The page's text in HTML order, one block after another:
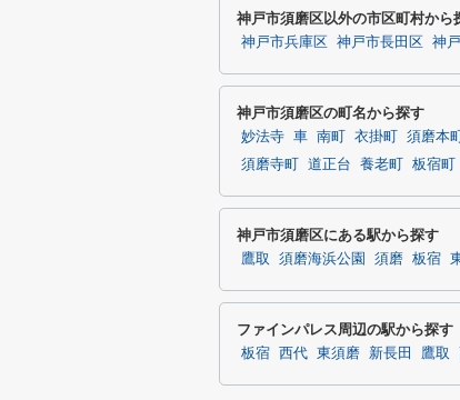
神戸市須磨区以外の市区町村から
神戸市兵庫区 神戸市長田区 神
神戸市須磨区の町名から探す
妙法寺 車 南町 衣掛町 須磨本町
須磨寺町
道正台 養老町 板宿町
神戸市須磨区にある駅から探す
鷹取 須磨海浜公園 須磨 板宿
ファインパレス周辺の駅から探す
板宿 西代 東須磨 新長田 鷹取